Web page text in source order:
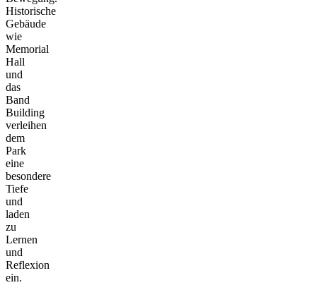
Historische
Gebäude
wie
Memorial
Hall
und
das
Band
Building
verleihen
dem
Park
eine
besondere
Tiefe
und
laden
zu
Lernen
und
Reflexion
ein.